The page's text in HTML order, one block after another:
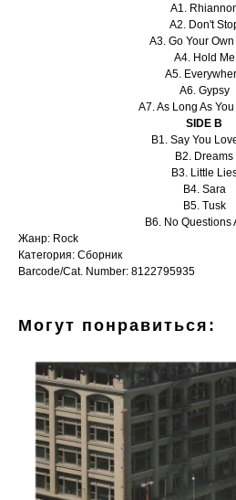
A1.
A2. Don't
A3. Go Your
A4. Hold Me
A5.
A6. Gypsy
A7. As Long As
SIDE B
B1. Say You
B2. Dreams
B3. Little
B4. Sara
B5. Tusk
B6. No Questions
Жанр: Rock
Категория: Сборник
Barcode/Cat. Number: 8122795935
Могут понравиться: